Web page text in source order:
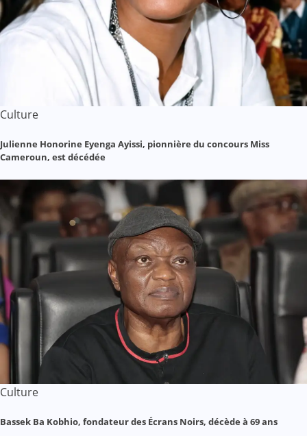
Culture
Julienne Honorine Eyenga Ayissi, pionnière du concours Miss
Cameroun, est décédée
Culture
Bassek Ba Kobhio, fondateur des Écrans Noirs, décède à 69 ans